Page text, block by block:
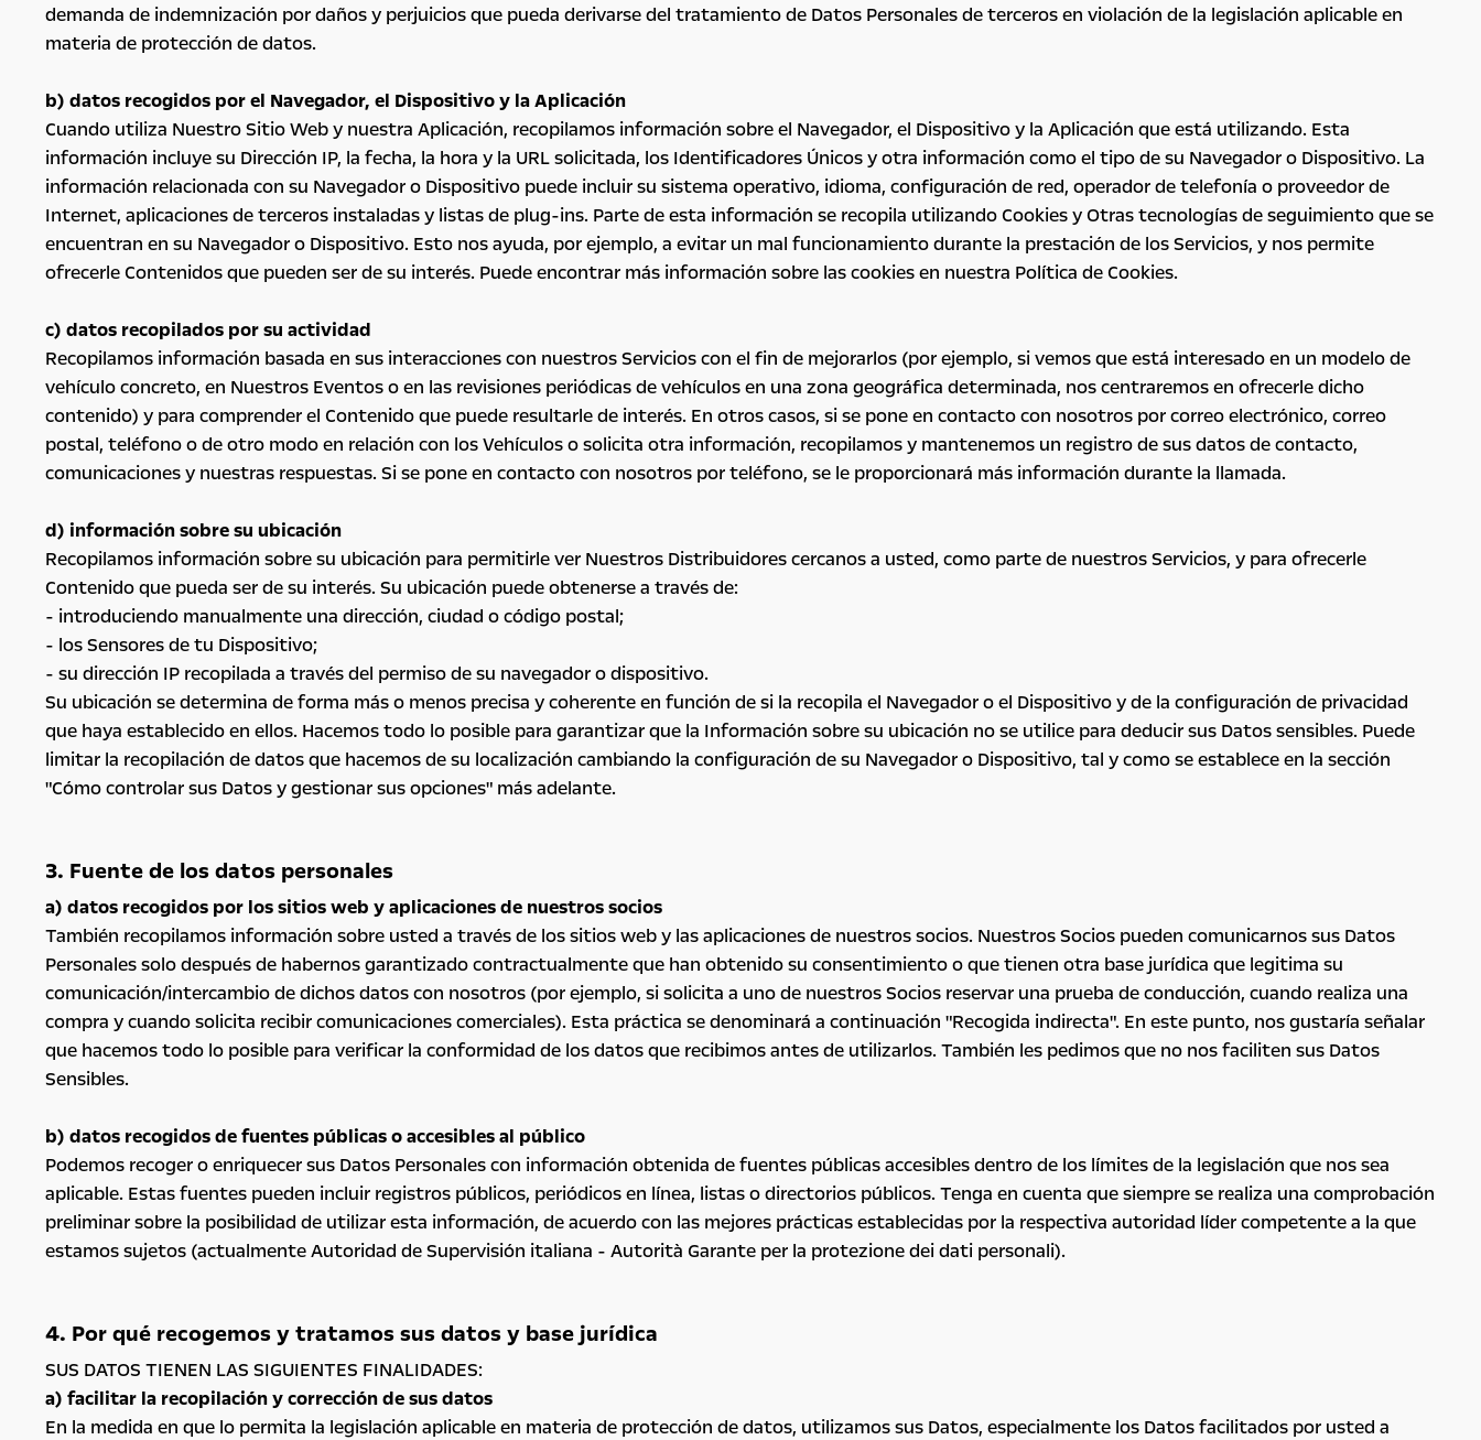
demanda de indemnización por daños y perjuicios que pueda derivarse del tratamiento de Datos Personales de terceros en violación de la legislación aplicable en
materia de protección de datos.
b) datos recogidos por el Navegador, el Dispositivo y la Aplicación
Cuando utiliza Nuestro Sitio Web y nuestra Aplicación, recopilamos información sobre el Navegador, el Dispositivo y la Aplicación que está utilizando. Esta
información incluye su Dirección IP, la fecha, la hora y la URL solicitada, los Identificadores Únicos y otra información como el tipo de su Navegador o Dispositivo. La
información relacionada con su Navegador o Dispositivo puede incluir su sistema operativo, idioma, configuración de red, operador de telefonía o proveedor de
Internet, aplicaciones de terceros instaladas y listas de plug-ins. Parte de esta información se recopila utilizando Cookies y Otras tecnologías de seguimiento que se
encuentran en su Navegador o Dispositivo. Esto nos ayuda, por ejemplo, a evitar un mal funcionamiento durante la prestación de los Servicios, y nos permite
ofrecerle Contenidos que pueden ser de su interés. Puede encontrar más información sobre las cookies en nuestra Política de Cookies.
c) datos recopilados por su actividad
Recopilamos información basada en sus interacciones con nuestros Servicios con el fin de mejorarlos (por ejemplo, si vemos que está interesado en un modelo de
vehículo concreto, en Nuestros Eventos o en las revisiones periódicas de vehículos en una zona geográfica determinada, nos centraremos en ofrecerle dicho
contenido) y para comprender el Contenido que puede resultarle de interés. En otros casos, si se pone en contacto con nosotros por correo electrónico, correo
postal, teléfono o de otro modo en relación con los Vehículos o solicita otra información, recopilamos y mantenemos un registro de sus datos de contacto,
comunicaciones y nuestras respuestas. Si se pone en contacto con nosotros por teléfono, se le proporcionará más información durante la llamada.
d) información sobre su ubicación
Recopilamos información sobre su ubicación para permitirle ver Nuestros Distribuidores cercanos a usted, como parte de nuestros Servicios, y para ofrecerle
Contenido que pueda ser de su interés. Su ubicación puede obtenerse a través de:
- introduciendo manualmente una dirección, ciudad o código postal;
- los Sensores de tu Dispositivo;
- su dirección IP recopilada a través del permiso de su navegador o dispositivo.
Su ubicación se determina de forma más o menos precisa y coherente en función de si la recopila el Navegador o el Dispositivo y de la configuración de privacidad
que haya establecido en ellos. Hacemos todo lo posible para garantizar que la Información sobre su ubicación no se utilice para deducir sus Datos sensibles. Puede
limitar la recopilación de datos que hacemos de su localización cambiando la configuración de su Navegador o Dispositivo, tal y como se establece en la sección
"Cómo controlar sus Datos y gestionar sus opciones" más adelante.
3. Fuente de los datos personales
a) datos recogidos por los sitios web y aplicaciones de nuestros socios
También recopilamos información sobre usted a través de los sitios web y las aplicaciones de nuestros socios. Nuestros Socios pueden comunicarnos sus Datos
Personales solo después de habernos garantizado contractualmente que han obtenido su consentimiento o que tienen otra base jurídica que legitima su
comunicación/intercambio de dichos datos con nosotros (por ejemplo, si solicita a uno de nuestros Socios reservar una prueba de conducción, cuando realiza una
compra y cuando solicita recibir comunicaciones comerciales). Esta práctica se denominará a continuación "Recogida indirecta". En este punto, nos gustaría señalar
que hacemos todo lo posible para verificar la conformidad de los datos que recibimos antes de utilizarlos. También les pedimos que no nos faciliten sus Datos
Sensibles.
b) datos recogidos de fuentes públicas o accesibles al público
Podemos recoger o enriquecer sus Datos Personales con información obtenida de fuentes públicas accesibles dentro de los límites de la legislación que nos sea
aplicable. Estas fuentes pueden incluir registros públicos, periódicos en línea, listas o directorios públicos. Tenga en cuenta que siempre se realiza una comprobación
preliminar sobre la posibilidad de utilizar esta información, de acuerdo con las mejores prácticas establecidas por la respectiva autoridad líder competente a la que
estamos sujetos (actualmente Autoridad de Supervisión italiana - Autorità Garante per la protezione dei dati personali).
4. Por qué recogemos y tratamos sus datos y base jurídica
SUS DATOS TIENEN LAS SIGUIENTES FINALIDADES:
a) facilitar la recopilación y corrección de sus datos
En la medida en que lo permita la legislación aplicable en materia de protección de datos, utilizamos sus Datos, especialmente los Datos facilitados por usted a